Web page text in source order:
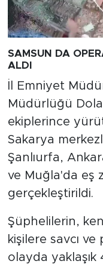
SAMSUN DA
ALDI
İl Emniyet
Müdürlüğü
ekiplerince
Sakarya
Şanlıurfa,
ve Muğla'da eş
gerçekleştirildi.
Şüphelilerin,
kişilere savcı ve
olayda yaklaşık